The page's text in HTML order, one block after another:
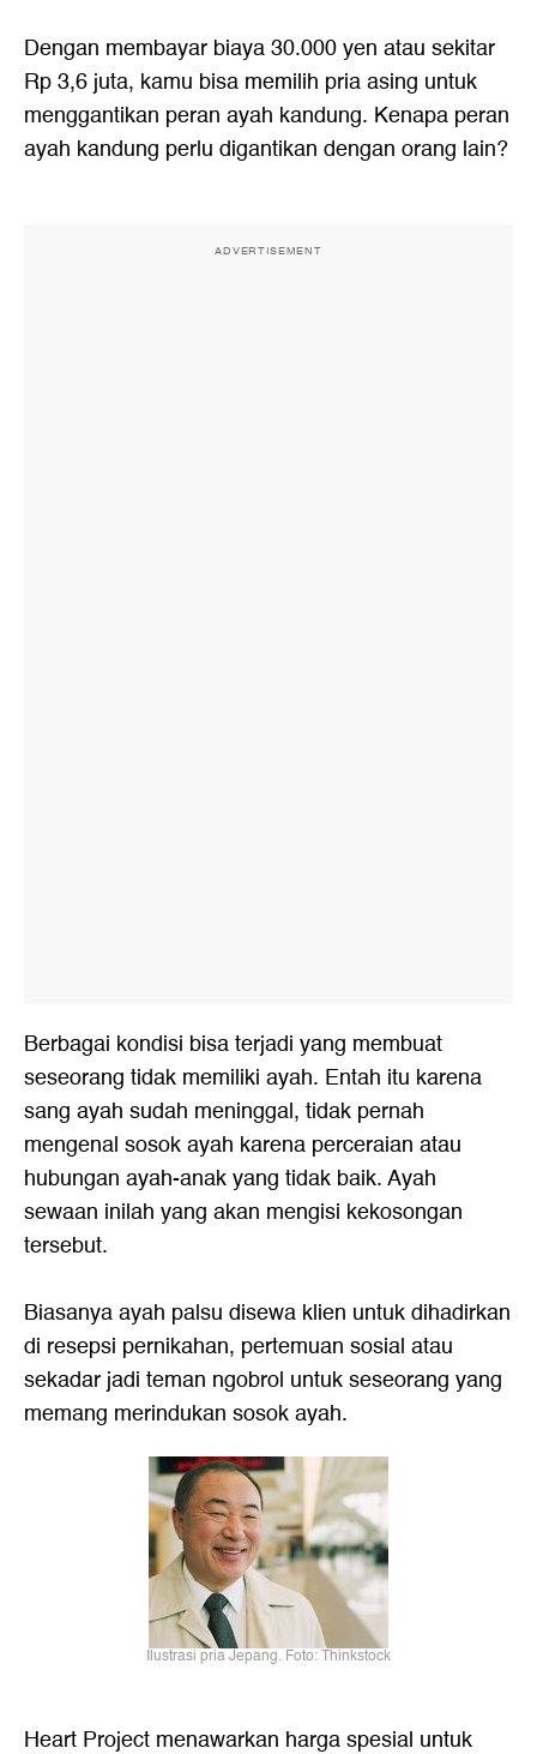
Dengan membayar biaya 30.000 yen atau sekitar
Rp 3,6 juta, kamu bisa memilih pria asing untuk
menggantikan peran ayah kandung. Kenapa peran
ayah kandung perlu digantikan dengan orang lain?
ADVERTISEMENT
Berbagai kondisi bisa terjadi yang membuat
seseorang tidak memiliki ayah. Entah itu karena
sang ayah sudah meninggal, tidak pernah
mengenal sosok ayah karena perceraian atau
hubungan ayah-anak yang tidak baik. Ayah
sewaan inilah yang akan mengisi kekosongan
tersebut.
Biasanya ayah palsu disewa klien untuk dihadirkan
di resepsi pernikahan, pertemuan sosial atau
sekadar jadi teman ngobrol untuk seseorang yang
memang merindukan sosok ayah.
Ilustrasi pria Jepang. Foto: Thinkstock
Heart Project menawarkan harga spesial untuk